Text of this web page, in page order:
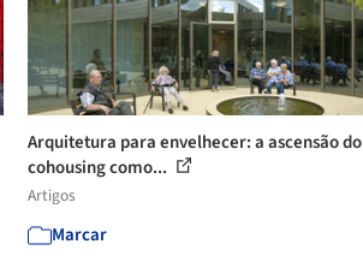
Arquitetura para envelhecer: a ascensão do
cohousing como...
Artigos
Marcar